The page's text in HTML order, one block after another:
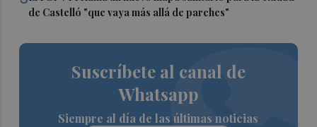
de Castelló "que vaya más allá de parches"
Suscríbete al canal de
Whatsapp
Siempre al día de las últimas noticias